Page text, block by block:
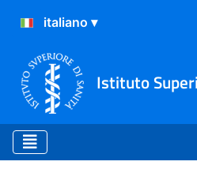
Istituto